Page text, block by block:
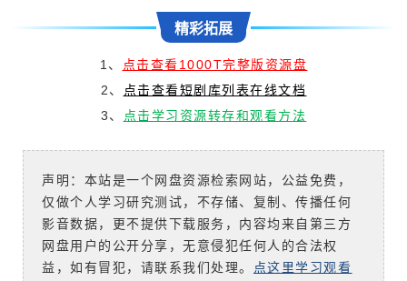
精彩拓展
1、 点击查看1000T完整版资源盘
2、 点击查看短剧库列表在线文档
3、 点击学习资源转存和观看方法
声明：本站是一个网盘资源检索网站，公益免费，
仅做个人学习研究测试，不存储、复制、传播任何
影音数据，更不提供下载服务，内容均来自第三方
网盘用户的公开分享，无意侵犯任何人的合法权
益，如有冒犯，请联系我们处理。 点这里学习观看